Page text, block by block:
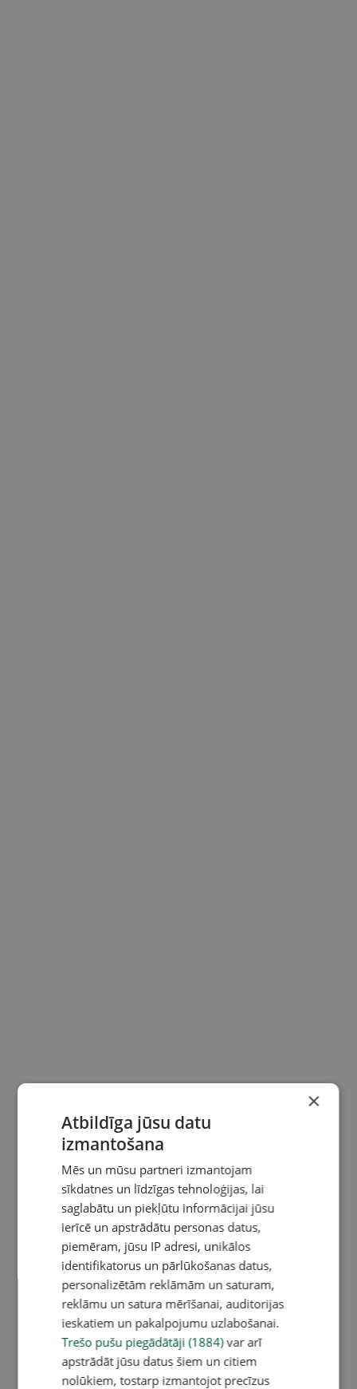
×
Atbildīga jūsu datu
izmantošana
Mēs un mūsu partneri izmantojam
sīkdatnes un līdzīgas tehnoloģijas, lai
saglabātu un piekļūtu informācijai jūsu
ierīcē un apstrādātu personas datus,
piemēram, jūsu IP adresi, unikālos
identifikatorus un pārlūkošanas datus,
personalizētām reklāmām un saturam,
reklāmu un satura mērīšanai, auditorijas
ieskatiem un pakalpojumu uzlabošanai.
Trešo pušu piegādātāji (1884)var arī
apstrādāt jūsu datus šiem un citiem
nolūkiem, tostarp izmantojot precīzus